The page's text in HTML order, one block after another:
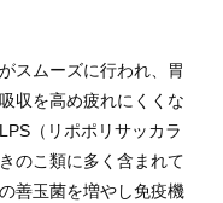
スムーズに行われ、胃
収を高め疲れにくくな
（リポポリサッカラ
のこ類に多く含まれて
善玉菌を増やし免疫機